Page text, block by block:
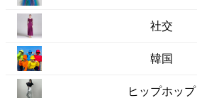
社交
韓国
ヒップホップ